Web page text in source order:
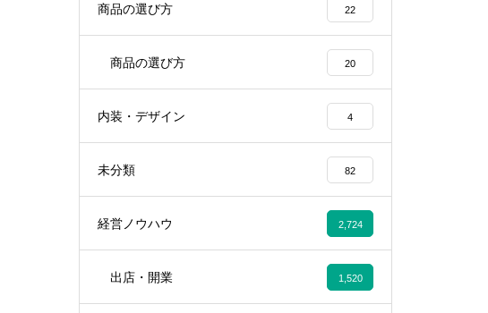
商品の選び方 22
商品の選び方 20
内装・デザイン 4
未分類 82
経営ノウハウ 2,724
出店・開業 1,520